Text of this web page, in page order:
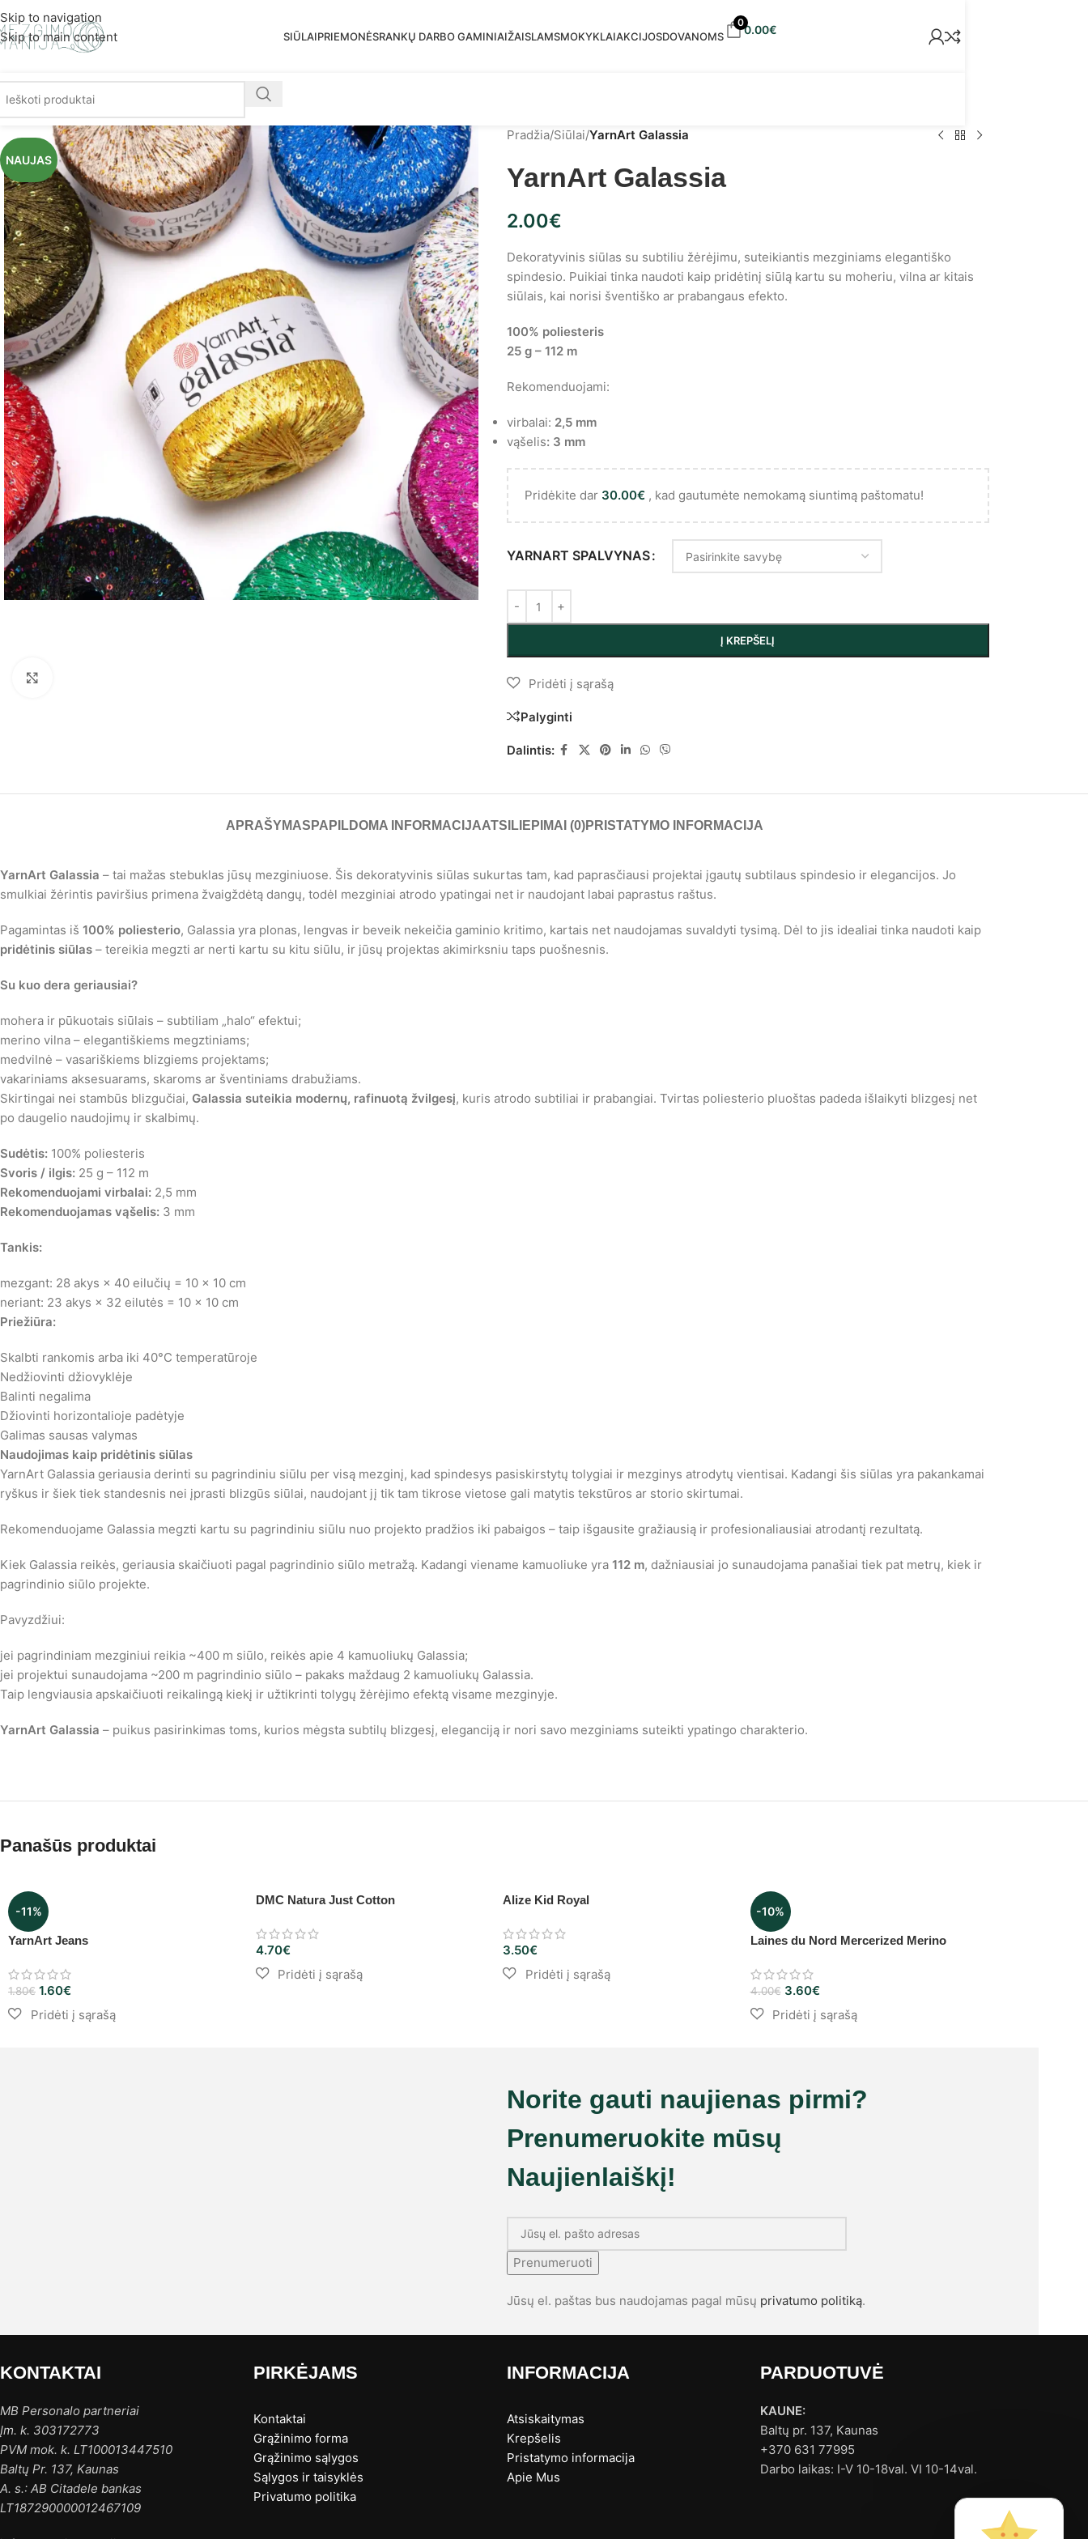
Skip to navigation
Skip to main content
SIŪLAIPRIEMONĖSRANKŲ DARBO GAMINIAIŽAISLAMSMOKYKLAIAKCIJOSDOVANOMS
00.00€
NAUJAS
Pradžia/Siūlai/YarnArt Galassia
YarnArt Galassia
2.00€
Dekoratyvinis siūlas su subtiliu žėrėjimu, suteikiantis mezginiams elegantiško
spindesio. Puikiai tinka naudoti kaip pridėtinį siūlą kartu su moheriu, vilna ar kitais
siūlais, kai norisi šventiško ar prabangaus efekto.
100% poliesteris
25 g – 112 m
Rekomenduojami:
virbalai: 2,5 mm
vąšelis: 3 mm
Pridėkite dar 30.00€, kad gautumėte nemokamą siuntimą paštomatu!
YARNART SPALVYNAS
Į KREPŠELĮ
Palyginti
Dalintis:
APRAŠYMAS PAPILDOMA INFORMACIJAATSILIEPIMAI (0)PRISTATYMO INFORMACIJA
YarnArt Galassia – tai mažas stebuklas jūsų mezginiuose. Šis dekoratyvinis siūlas sukurtas tam, kad paprasčiausi projektai įgautų subtilaus spindesio ir elegancijos. Jo
smulkiai žėrintis paviršius primena žvaigždėtą dangų, todėl mezginiai atrodo ypatingai net ir naudojant labai paprastus raštus.
Pagamintas iš 100% poliesterio, Galassia yra plonas, lengvas ir beveik nekeičia gaminio kritimo, kartais net naudojamas suvaldyti tysimą. Dėl to jis idealiai tinka naudoti kaip
pridėtinis siūlas – tereikia megzti ar nerti kartu su kitu siūlu, ir jūsų projektas akimirksniu taps puošnesnis.
Su kuo dera geriausiai?
mohera ir pūkuotais siūlais – subtiliam „halo“ efektui;
merino vilna – elegantiškiems megztiniams;
medvilnė – vasariškiems blizgiems projektams;
vakariniams aksesuarams, skaroms ar šventiniams drabužiams.
Skirtingai nei stambūs blizgučiai, Galassia suteikia modernų, rafinuotą žvilgesį, kuris atrodo subtiliai ir prabangiai. Tvirtas poliesterio pluoštas padeda išlaikyti blizgesį net
po daugelio naudojimų ir skalbimų.
Sudėtis: 100% poliesteris
Svoris / ilgis: 25 g – 112 m
Rekomenduojami virbalai: 2,5 mm
Rekomenduojamas vąšelis: 3 mm
Tankis:
mezgant: 28 akys × 40 eilučių = 10 × 10 cm
neriant: 23 akys × 32 eilutės = 10 × 10 cm
Priežiūra:
Skalbti rankomis arba iki 40°C temperatūroje
Nedžiovinti džiovyklėje
Balinti negalima
Džiovinti horizontalioje padėtyje
Galimas sausas valymas
Naudojimas kaip pridėtinis siūlas
YarnArt Galassia geriausia derinti su pagrindiniu siūlu per visą mezginį, kad spindesys pasiskirstytų tolygiai ir mezginys atrodytų vientisai. Kadangi šis siūlas yra pakankamai
ryškus ir šiek tiek standesnis nei įprasti blizgūs siūlai, naudojant jį tik tam tikrose vietose gali matytis tekstūros ar storio skirtumai.
Rekomenduojame Galassia megzti kartu su pagrindiniu siūlu nuo projekto pradžios iki pabaigos – taip išgausite gražiausią ir profesionaliausiai atrodantį rezultatą.
Kiek Galassia reikės, geriausia skaičiuoti pagal pagrindinio siūlo metražą. Kadangi viename kamuoliuke yra 112 m, dažniausiai jo sunaudojama panašiai tiek pat metrų, kiek ir
pagrindinio siūlo projekte.
Pavyzdžiui:
jei pagrindiniam mezginiui reikia ~400 m siūlo, reikės apie 4 kamuoliukų Galassia;
jei projektui sunaudojama ~200 m pagrindinio siūlo – pakaks maždaug 2 kamuoliukų Galassia.
Taip lengviausia apskaičiuoti reikalingą kiekį ir užtikrinti tolygų žėrėjimo efektą visame mezginyje.
YarnArt Galassia – puikus pasirinkimas toms, kurios mėgsta subtilų blizgesį, eleganciją ir nori savo mezginiams suteikti ypatingo charakterio.
Panašūs produktai
-11%
YarnArt Jeans
1.80€ 1.60€
DMC Natura Just Cotton
4.70€
Alize Kid Royal
3.50€
-10%
Laines du Nord Mercerized Merino
4.00€ 3.60€
Norite gauti naujienas pirmi?
Prenumeruokite mūsų
Naujienlaiškį!
Prenumeruoti
Jūsų el. paštas bus naudojamas pagal mūsų privatumo politiką.
KONTAKTAI
MB Personalo partneriai
Įm. k. 303172773
PVM mok. k. LT100013447510
Baltų Pr. 137, Kaunas
A. s.: AB Citadele bankas
LT187290000012467109
PIRKĖJAMS
Kontaktai
Grąžinimo forma
Grąžinimo sąlygos
Sąlygos ir taisyklės
Privatumo politika
INFORMACIJA
Atsiskaitymas
Krepšelis
Pristatymo informacija
Apie Mus
PARDUOTUVĖ
KAUNE:
Baltų pr. 137, Kaunas
+370 631 77995
Darbo laikas: I-V 10-18val. VI 10-14val.